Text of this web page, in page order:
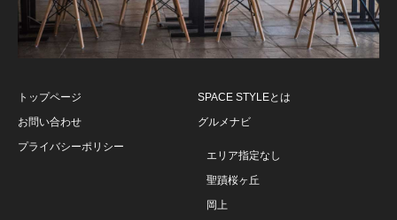
トップページ
お問い合わせ
プライバシーポリシー
SPACE STYLEとは
グルメナビ
エリア指定なし
聖蹟桜ヶ丘
岡上